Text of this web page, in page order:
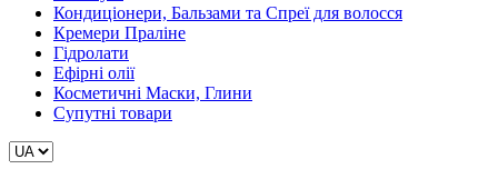
Кондиціонери, Бальзами та Спреї для волосся
Кремери Праліне
Гідролати
Ефірні олії
Косметичні Маски, Глини
Супутні товари